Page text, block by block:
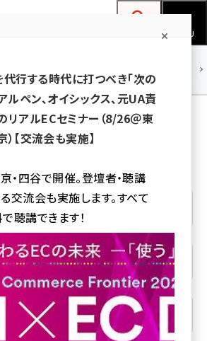
ネットショップ担当者フォーラム
MENU
ド (772)
すべて (242)
行政・法律(6)
コンテンツマーケティング(1)
行する時代に打つべき「次の
ルペン、オイシックス、元UA責
リアルECセミナー（8/26＠東
）【交流会も実施】
京・四谷で開催。登壇者・聴講
交流会も実施します。すべて
聴講できます！